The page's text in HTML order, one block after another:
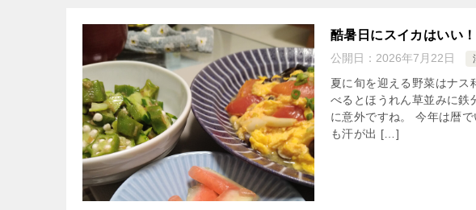
酷暑日にスイカはいい！
公開日： 2026年7月22日
夏に旬を迎える野菜はナス
べるとほうれん草並みに鉄
に意外ですね。 今年は暦
も汗が出 […]